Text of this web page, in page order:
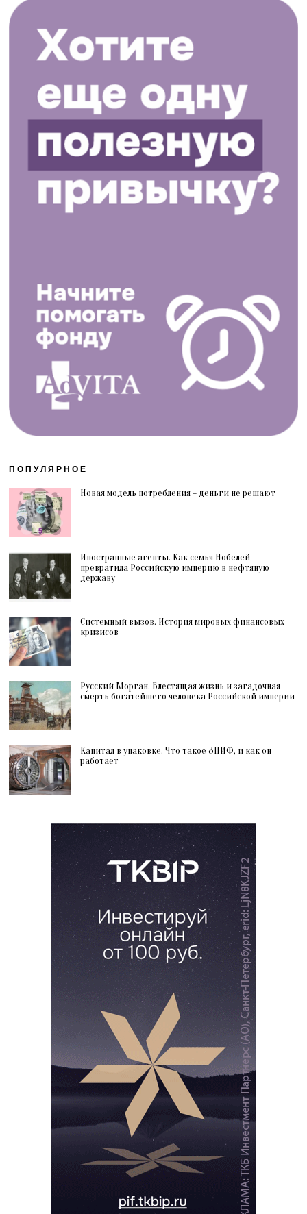
ПОПУЛЯРНОЕ
Новая модель потребления – деньги не решают
Иностранные агенты. Как семья Нобелей
превратила Российскую империю в нефтяную
державу
Системный вызов. История мировых финансовых
кризисов
Русский Морган. Блестящая жизнь и загадочная
смерть богатейшего человека Российской империи
Капитал в упаковке. Что такое ЗПИФ, и как он
работает